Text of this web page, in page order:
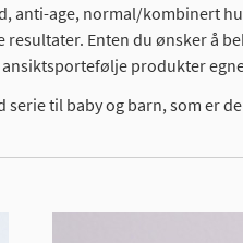
anti-age, normal/kombinert
Enten du ønsker å
produkter
til baby og barn, som er